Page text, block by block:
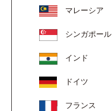
マレーシア
シンガポール
インド
ドイツ
フランス